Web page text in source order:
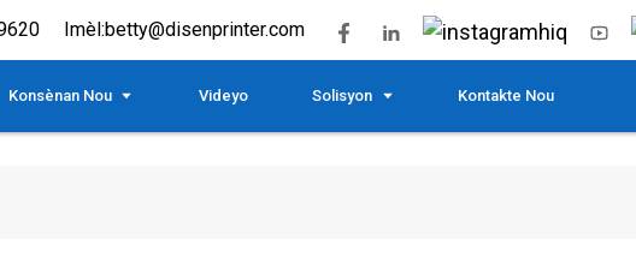
Imèl:betty@disenprinter.com
Konsènan Nou Videyo Solisyon Kontakte Nou